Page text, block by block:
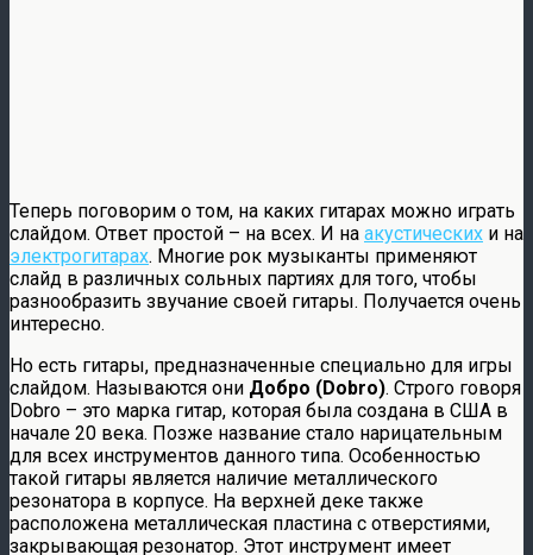
Теперь поговорим о том, на каких гитарах можно играть
слайдом. Ответ простой – на всех. И на акустических и на
электрогитарах. Многие рок музыканты применяют
слайд в различных сольных партиях для того, чтобы
разнообразить звучание своей гитары. Получается очень
интересно.
Но есть гитары, предназначенные специально для игры
слайдом. Называются они Добро (Dobro). Строго говоря
Dobro – это марка гитар, которая была создана в США в
начале 20 века. Позже название стало нарицательным
для всех инструментов данного типа. Особенностью
такой гитары является наличие металлического
резонатора в корпусе. На верхней деке также
расположена металлическая пластина с отверстиями,
закрывающая резонатор. Этот инструмент имеет